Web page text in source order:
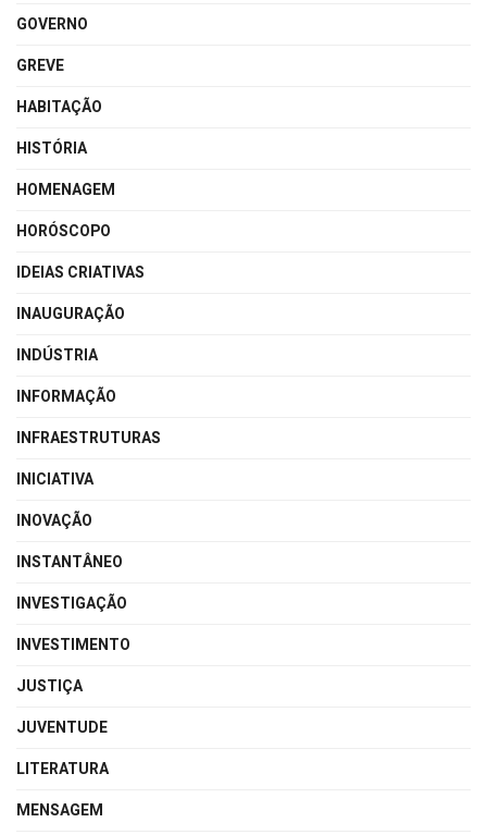
GOVERNO
GREVE
HABITAÇÃO
HISTÓRIA
HOMENAGEM
HORÓSCOPO
IDEIAS CRIATIVAS
INAUGURAÇÃO
INDÚSTRIA
INFORMAÇÃO
INFRAESTRUTURAS
INICIATIVA
INOVAÇÃO
INSTANTÂNEO
INVESTIGAÇÃO
INVESTIMENTO
JUSTIÇA
JUVENTUDE
LITERATURA
MENSAGEM